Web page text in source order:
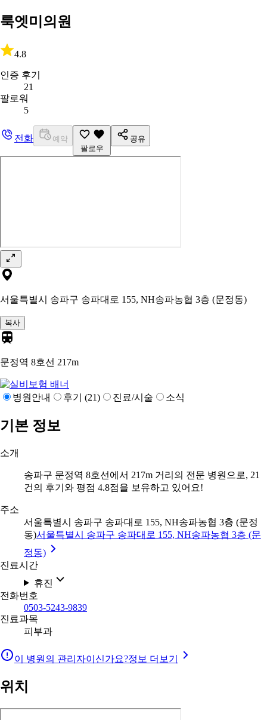
룩엣미의원
4.8
인증 후기
21
팔로워
5
전화
예약
팔로우
공유
서울특별시 송파구 송파대로 155, NH송파농협 3층 (문정동)
복사
문정역 8호선 217m
병원안내 후기 (21) 진료/시술 소식
기본 정보
소개
송파구 문정역 8호선에서 217m 거리의 전문 병원으로, 21
건의 후기와 평점 4.8점을 보유하고 있어요!
주소
서울특별시 송파구 송파대로 155, NH송파농협 3층 (문정
동)서울특별시 송파구 송파대로 155, NH송파농협 3층 (문
정동)
진료시간
휴진
전화번호
0503-5243-9839
진료과목
피부과
이 병원의 관리자이신가요?정보 더보기
위치